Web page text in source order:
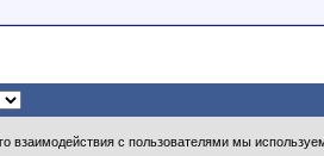
взаимодействия с пользователями мы